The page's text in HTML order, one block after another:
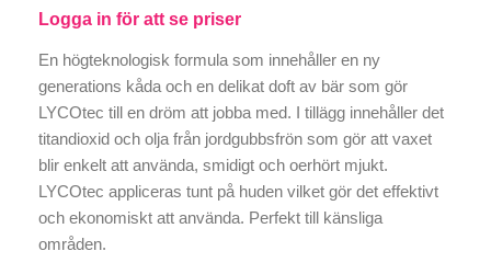
Logga in för att se priser
En högteknologisk formula som innehåller en ny
generations kåda och en delikat doft av bär som gör
LYCOtec till en dröm att jobba med. I tillägg innehåller det
titandioxid och olja från jordgubbsfrön som gör att vaxet
blir enkelt att använda, smidigt och oerhört mjukt.
LYCOtec appliceras tunt på huden vilket gör det effektivt
och ekonomiskt att använda. Perfekt till känsliga
områden.